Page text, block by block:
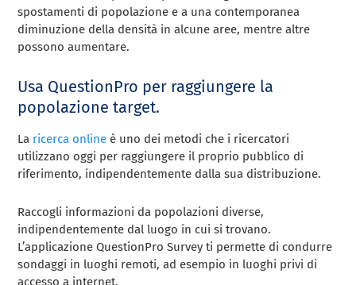
spostamenti di popolazione e a una contemporanea
diminuzione della densità in alcune aree, mentre altre
possono aumentare.
Usa QuestionPro per raggiungere la
popolazione target.
La ricerca online è uno dei metodi che i ricercatori
utilizzano oggi per raggiungere il proprio pubblico di
riferimento, indipendentemente dalla sua distribuzione.
Raccogli informazioni da popolazioni diverse,
indipendentemente dal luogo in cui si trovano.
L’applicazione QuestionPro Survey ti permette di condurre
sondaggi in luoghi remoti, ad esempio in luoghi privi di
accesso a internet.